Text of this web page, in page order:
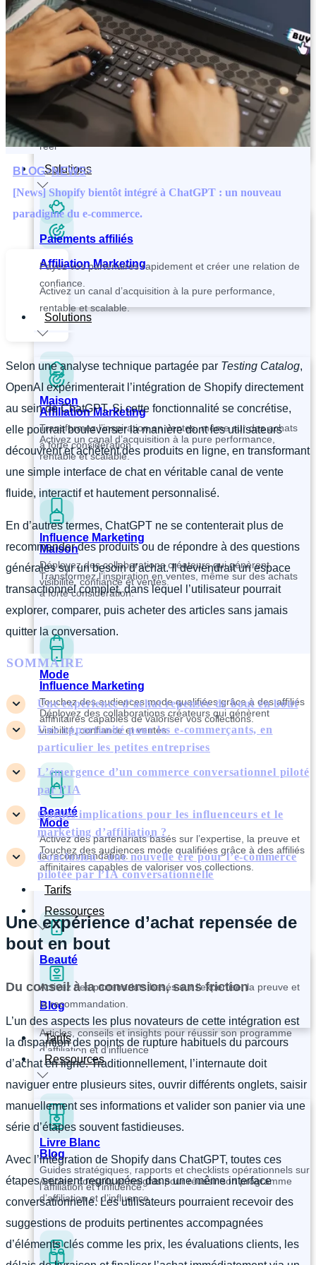
Paiements affiliés
Payez vos partenaires rapidement et créer une relation de
confiance.
Solutions
Affiliation Marketing
Activez un canal d’acquisition à la pure performance,
rentable et scalable.
Maison
Transformez l’inspiration en ventes, même sur des achats
à forte considération.
Influence Marketing
Déployez des collaborations créateurs qui génèrent
visibilité, confiance et ventes.
Mode
Touchez des audiences mode qualifiées grâce à des affiliés
affinitaires capables de valoriser vos collections.
Beauté
Activez des partenariats basés sur l’expertise, la preuve et
la recommandation.
Tarifs
Ressources
Blog
Articles, conseils et insights pour réussir son programme
d’affiliation et d’influence
Livre Blanc
Guides stratégiques, rapports et checklists opérationnels sur
l’affiliation et l’influence.
Contactez et recrutez vos partenaires plus rapidement
Tracking and Analytics
Suivez vos ventes, votre CAC et vos performances en temps
réel
Paiements affiliés
Payez vos partenaires rapidement et créer une relation de
confiance.
Solutions
Affiliation Marketing
Activez un canal d’acquisition à la pure performance,
rentable et scalable.
Maison
Transformez l’inspiration en ventes, même sur des achats
à forte considération.
Influence Marketing
Déployez des collaborations créateurs qui génèrent
visibilité, confiance et ventes.
Mode
Touchez des audiences mode qualifiées grâce à des affiliés
affinitaires capables de valoriser vos collections.
Beauté
Activez des partenariats basés sur l’expertise, la preuve et
la recommandation.
Tarifs
Ressources
Blog
Articles, conseils et insights pour réussir son programme
d’affiliation et d’influence
BLOG>NEWS>
[News] Shopify bientôt intégré à ChatGPT : un nouveau
paradigme du e-commerce.
Selon une analyse technique partagée par Testing Catalog,
OpenAI expérimenterait l’intégration de Shopify directement
au sein de ChatGPT. Si cette fonctionnalité se concrétise,
elle pourrait bouleverser la manière dont les utilisateurs
découvrent et achètent des produits en ligne, en transformant
une simple interface de chat en véritable canal de vente
fluide, interactif et hautement personnalisé.
En d’autres termes, ChatGPT ne se contenterait plus de
recommander des produits ou de répondre à des questions
générales sur un besoin d’achat. Il deviendrait un espace
transactionnel complet, dans lequel l’utilisateur pourrait
explorer, comparer, puis acheter des articles sans jamais
quitter la conversation.
SOMMAIRE
Une expérience d’achat repensée de bout en bout
Une opportunité pour les e-commerçants, en
particulier les petites entreprises
L’émergence d’un commerce conversationnel piloté
par l’IA
Quelles implications pour les influenceurs et le
marketing d’affiliation ?
Conclusion : une nouvelle ère pour l’e-commerce
pilotée par l’IA conversationnelle
Une expérience d’achat repensée de
bout en bout
Du conseil à la conversion, sans friction
L’un des aspects les plus novateurs de cette intégration est
la disparition des points de rupture habituels du parcours
d’achat en ligne. Traditionnellement, l’internaute doit
naviguer entre plusieurs sites, ouvrir différents onglets, saisir
manuellement ses informations et valider son panier via une
série d’étapes souvent fastidieuses.
Avec l’intégration de Shopify dans ChatGPT, toutes ces
étapes seraient regroupées dans une même interface
conversationnelle. Les utilisateurs pourraient recevoir des
suggestions de produits pertinentes accompagnées
d’éléments clés comme les prix, les évaluations clients, les